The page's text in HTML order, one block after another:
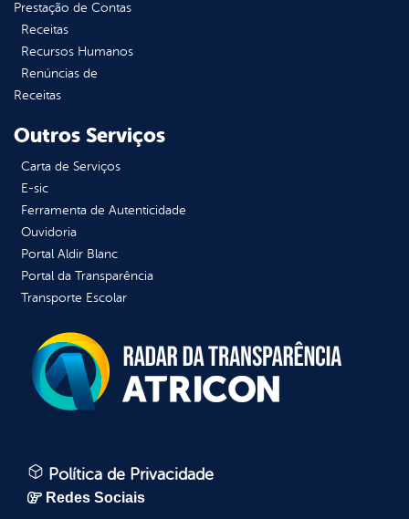
Prestação de Contas
Receitas
Recursos Humanos
Renúncias de
Receitas
Outros Serviços
Carta de Serviços
E-sic
Ferramenta de Autenticidade
Ouvidoria
Portal Aldir Blanc
Portal da Transparência
Transporte Escolar
Política de Privacidade
Redes Sociais